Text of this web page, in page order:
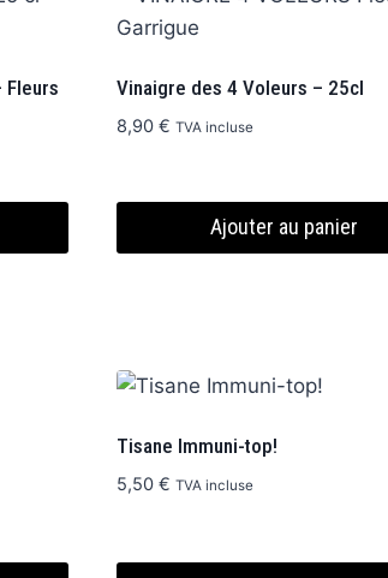
Fleurs
Vinaigre des 4 Voleurs – 25cl
8,90 € TVA incluse
Ajouter au panier
Tisane Immuni-top!
5,50 € TVA incluse